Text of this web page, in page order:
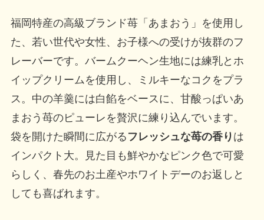
福岡特産の高級ブランド苺「あまおう」を使用し
た、若い世代や女性、お子様への受けが抜群のフ
レーバーです。バームクーヘン生地には練乳とホ
イップクリームを使用し、ミルキーなコクをプラ
ス。中の羊羹には白餡をベースに、甘酸っぱいあ
まおう苺のピューレを贅沢に練り込んでいます。
袋を開けた瞬間に広がる フレッシュな苺の香り は
インパクト大。見た目も鮮やかなピンク色で可愛
らしく、春先のお土産やホワイトデーのお返しと
しても喜ばれます。